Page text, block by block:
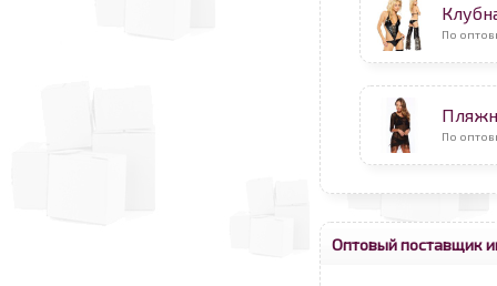
По
По
Оптовый поставщик